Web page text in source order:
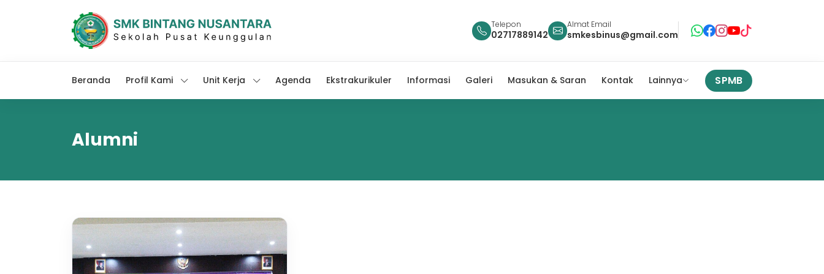
Telepon
02717889142
Almat Email
smkesbinus@gmail.com
Beranda Profil Kami Unit Kerja Agenda Ekstrakurikuler Informasi Galeri Masukan & Saran Kontak Lainnya SPMB
Alumni